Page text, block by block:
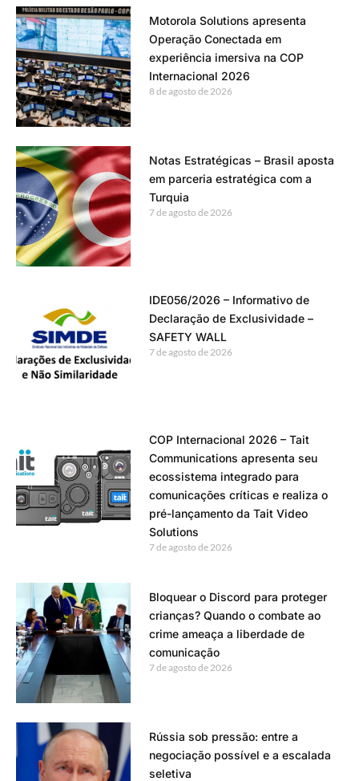
Motorola Solutions apresenta
Operação Conectada em
experiência imersiva na COP
Internacional 2026
8 de agosto de 2026
Notas Estratégicas – Brasil aposta
em parceria estratégica com a
Turquia
7 de agosto de 2026
IDE056/2026 – Informativo de
Declaração de Exclusividade –
SAFETY WALL
7 de agosto de 2026
COP Internacional 2026 – Tait
Communications apresenta seu
ecossistema integrado para
comunicações críticas e realiza o
pré-lançamento da Tait Video
Solutions
7 de agosto de 2026
Bloquear o Discord para proteger
crianças? Quando o combate ao
crime ameaça a liberdade de
comunicação
7 de agosto de 2026
Rússia sob pressão: entre a
negociação possível e a escalada
seletiva